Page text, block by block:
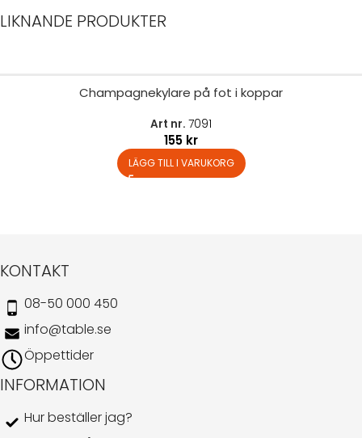
LIKNANDE PRODUKTER
Champagnekylare på fot i koppar
Art nr. 7091
155 kr
LÄGG TILL I VARUKORG
KONTAKT
08-50 000 450
info@table.se
Öppettider
INFORMATION
Hur beställer jag?